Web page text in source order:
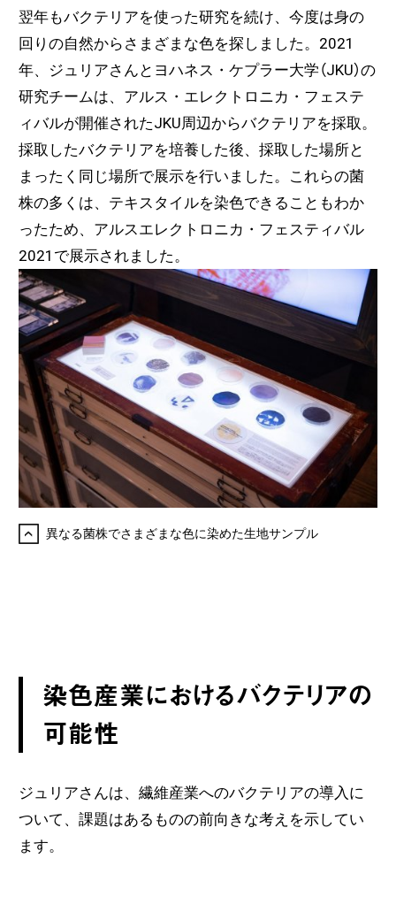
翌年もバクテリアを使った研究を続け、今度は身の
回りの自然からさまざまな色を探しました。2021
年、ジュリアさんとヨハネス・ケプラー大学（JKU）の
研究チームは、アルス・エレクトロニカ・フェステ
ィバルが開催されたJKU周辺からバクテリアを採取。
採取したバクテリアを培養した後、採取した場所と
まったく同じ場所で展示を行いました。これらの菌
株の多くは、テキスタイルを染色できることもわか
ったため、アルスエレクトロニカ・フェスティバル
2021で展示されました。
異なる菌株でさまざまな色に染めた生地サンプル
染色産業におけるバクテリアの
可能性
ジュリアさんは、繊維産業へのバクテリアの導入に
ついて、課題はあるものの前向きな考えを示してい
ます。